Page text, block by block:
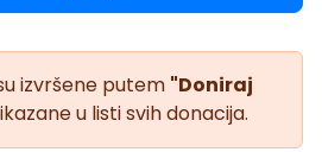
izvršene putem "Doniraj
u listi svih donacija.